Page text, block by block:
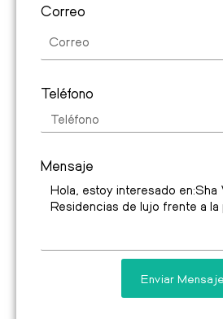
Correo
Teléfono
Mensaje
Enviar Mensaje